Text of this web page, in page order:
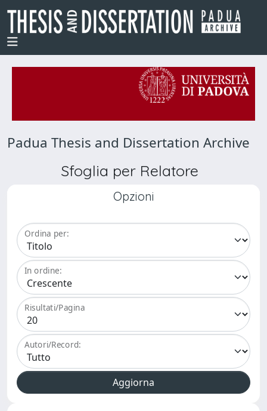
Padua Thesis and Dissertation Archive
Sfoglia per Relatore
Opzioni
Ordina per:
In ordine:
Risultati/Pagina
Autori/Record: